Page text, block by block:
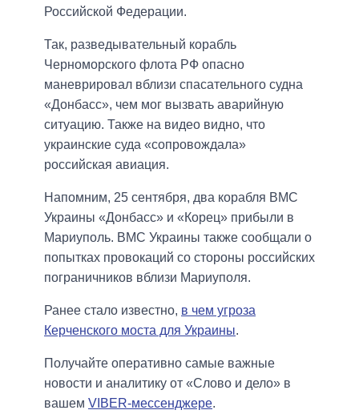
Российской Федерации.
Так, разведывательный корабль
Черноморского флота РФ опасно
маневрировал вблизи спасательного судна
«Донбасс», чем мог вызвать аварийную
ситуацию. Также на видео видно, что
украинские суда «сопровождала»
российская авиация.
Напомним, 25 сентября, два корабля ВМС
Украины «Донбасс» и «Корец» прибыли в
Мариуполь. ВМС Украины также сообщали о
попытках провокаций со стороны российских
пограничников вблизи Мариуполя.
Ранее стало известно, в чем угроза
Керченского моста для Украины.
Получайте оперативно самые важные
новости и аналитику от «Слово и дело» в
вашем VIBER-мессенджере.